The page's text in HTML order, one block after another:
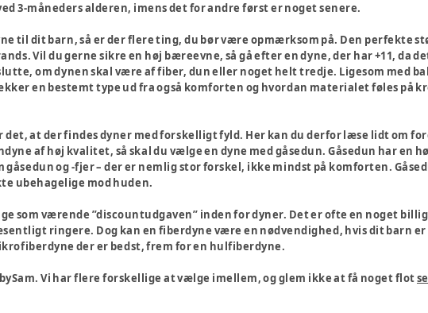
3-måneders alderen, imens det for andre først er noget senere.
til dit barn, så er der flere ting, du bør være opmærksom på. Den perfekte
Vil du gerne sikre en høj bæreevne, så gå efter en dyne, der har +11, da
om dynen skal være af fiber, dun eller noget helt tredje. Ligesom med
en bestemt type ud fra også komforten og hvordan materialet føles på
det, at der findes dyner med forskelligt fyld. Her kan du derfor læse lidt om
af høj kvalitet, så skal du vælge en dyne med gåsedun. Gåsedun har en
og -fjer – der er nemlig stor forskel, ikke mindst på komforten.
ubehagelige mod huden.
som værende ”discountudgaven” inden for dyner. Det er ofte en noget
ringere. Dog kan en fiberdyne være en nødvendighed, hvis dit barn
der er bedst, frem for en hulfiberdyne.
Vi har flere forskellige at vælge imellem, og glem ikke at få noget flot